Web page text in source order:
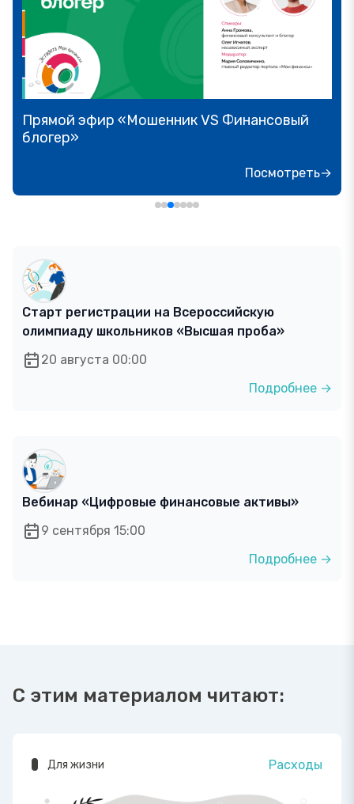
Прямой эфир «Мошенник VS Финансовый
блогер»
Посмотреть→
Старт регистрации на Всероссийскую
олимпиаду школьников «Высшая проба»
20 августа 00:00
Подробнее →
Вебинар «Цифровые финансовые активы»
9 сентября 15:00
Подробнее →
С этим материалом читают:
Для жизни Расходы